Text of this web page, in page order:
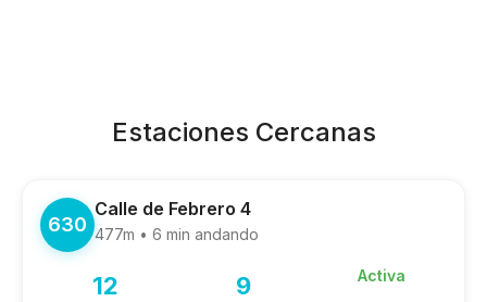
Estaciones Cercanas
630
Calle de Febrero 4
477m • 6 min andando
12 9 Activa